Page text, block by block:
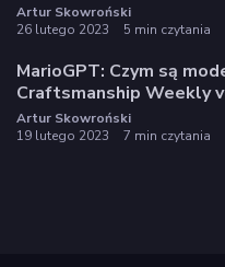
Artur Skowroński
26 lutego 2023
5 min czytania
MarioGPT: Czym są
Craftsmanship Weekly
Artur Skowroński
19 lutego 2023
7 min czytania